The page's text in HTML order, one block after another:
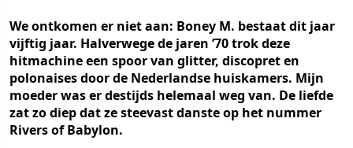
We ontkomen er niet aan: Boney M. bestaat dit jaar
vijftig jaar. Halverwege de jaren ’70 trok deze
hitmachine een spoor van glitter, discopret en
polonaises door de Nederlandse huiskamers. Mijn
moeder was er destijds helemaal weg van. De liefde
zat zo diep dat ze steevast danste op het nummer
Rivers of Babylon.